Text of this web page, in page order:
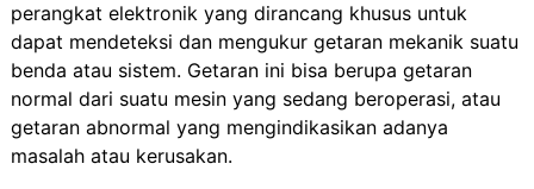
perangkat elektronik yang dirancang khusus untuk
dapat mendeteksi dan mengukur getaran mekanik suatu
benda atau sistem. Getaran ini bisa berupa getaran
normal dari suatu mesin yang sedang beroperasi, atau
getaran abnormal yang mengindikasikan adanya
masalah atau kerusakan.